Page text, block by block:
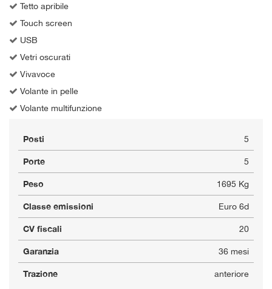
Tetto apribile
Touch screen
USB
Vetri oscurati
Vivavoce
Volante in pelle
Volante multifunzione
Posti 5
Porte 5
Peso 1695 Kg
Classe emissioni Euro 6d
CV fiscali 20
Garanzia 36 mesi
Trazione anteriore